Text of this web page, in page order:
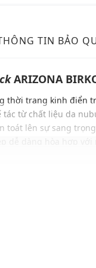
TIN BẢO
ARIZONA
thời trang kinh điển
từ chất liệu da
toát lên sự sang